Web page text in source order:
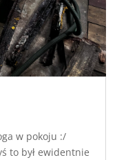
w pokoju :/
to był ewidentnie